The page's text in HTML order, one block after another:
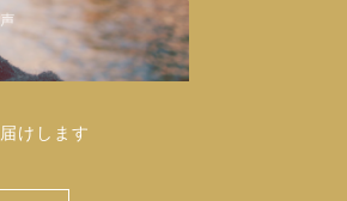
けします